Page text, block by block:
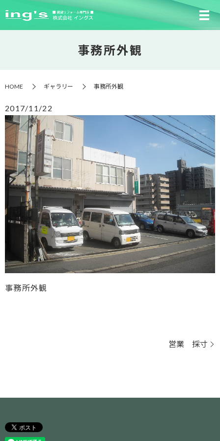
事務所外観
HOME ギャラリー 事務所外観
2017/11/22
事務所外観
営業 採寸